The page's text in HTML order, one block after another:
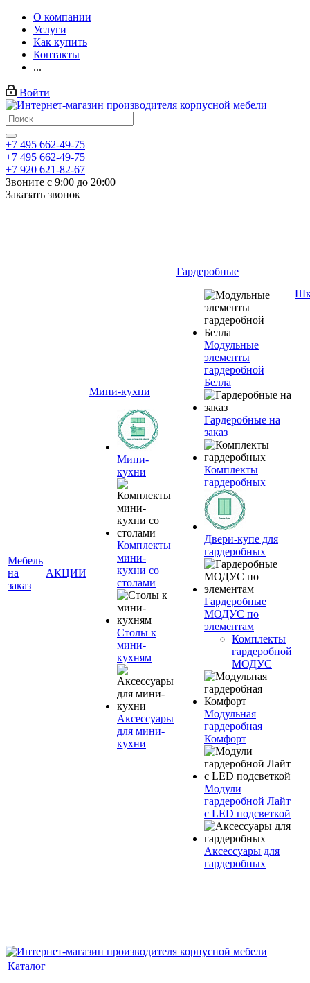
О компании
Услуги
Как купить
Контакты
...
Войти
+7 495 662-49-75
+7 495 662-49-75
+7 920 621-82-67
Звоните с 9:00 до 20:00
Заказать звонок
Мебель
на
заказ
АКЦИИ
Мини-кухни
Мини-
кухни
Комплекты
мини-
кухни со
столами
Столы к
мини-
кухням
Аксессуары
для мини-
кухни
Гардеробные
Модульные
элементы
гардеробной
Белла
Гардеробные на
заказ
Комплекты
гардеробных
Двери-купе для
гардеробных
Гардеробные
МОДУС по
элементам
Комплекты
гардеробной
МОДУС
Модульная
гардеробная
Комфорт
Модули
гардеробной Лайт
с LED подсветкой
Аксессуары для
гардеробных
Каталог